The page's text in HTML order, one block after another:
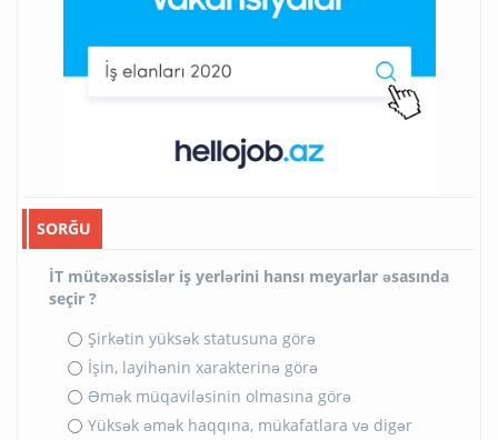
SORĞU
İT mütəxəssislər iş yerlərini hansı meyarlar əsasında
seçir ?
Şirkətin yüksək statusuna görə
İşin, layihənin xarakterinə görə
Əmək müqaviləsinin olmasına görə
Yüksək əmək haqqına, mükafatlara və digər